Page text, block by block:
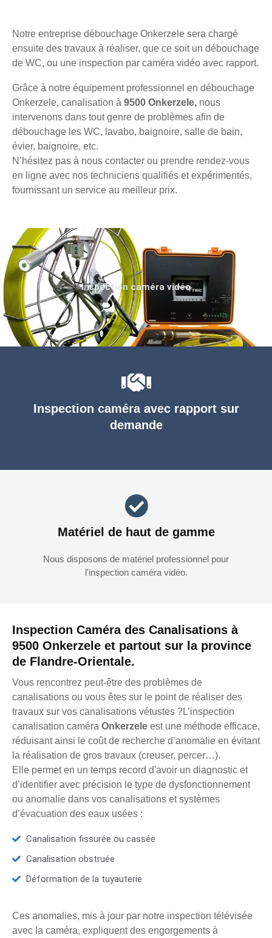
Notre entreprise débouchage Onkerzele sera chargé
ensuite des travaux à réaliser, que ce soit un débouchage
de WC, ou une inspection par caméra vidéo avec rapport.
Grâce à notre équipement professionnel en débouchage
Onkerzele, canalisation à 9500 Onkerzele, nous
intervenons dans tout genre de problèmes afin de
débouchage les WC, lavabo, baignoire, salle de bain,
évier, baignoire, etc.
N’hésitez pas à nous contacter ou prendre rendez-vous
en ligne avec nos techniciens qualifiés et expérimentés,
fournissant un service au meilleur prix.
Inspection Caméra des Canalisations à
9500 Onkerzele et partout sur la province
de Flandre-Orientale.
Vous rencontrez peut-être des problèmes de
canalisations ou vous êtes sur le point de réaliser des
travaux sur vos canalisations vétustes ?L’inspection
canalisation caméra Onkerzele est une méthode efficace,
réduisant ainsi le coût de recherche d’anomalie en évitant
la réalisation de gros travaux (creuser, percer…).
Elle permet en un temps record d'avoir un diagnostic et
d’identifier avec précision le type de dysfonctionnement
ou anomalie dans vos canalisations et systèmes
d’évacuation des eaux usées :
Canalisation fissurée ou cassée
Canalisation obstruée
Déformation de la tuyauterie
Ces anomalies, mis à jour par notre inspection télévisée
avec la caméra, expliquent des engorgements à
Inspection caméra avec rapport sur
demande
Matériel de haut de gamme
Nous disposons de matériel professionnel pour
l'inspection caméra vidéo.
Inspection caméra vidéo